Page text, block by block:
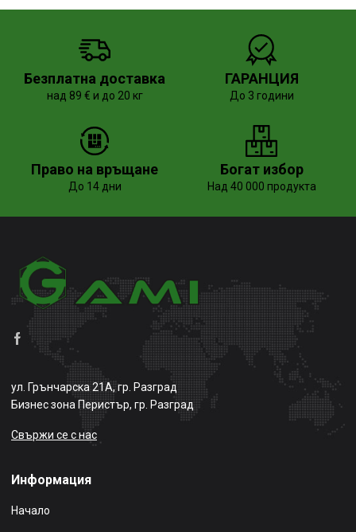
Безплатна доставка
над 89 € и до 20 кг
ГАРАНЦИЯ
До 3 години
Право на връщане
До 14 дни
Богат избор
Над 40 000 продукта
ул. Грънчарска 21А, гр. Разград
Бизнес зона Перистър, гр. Разград
Свържи се с нас
Информация
Начало